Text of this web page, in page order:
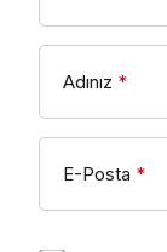
Adınız *
E-Posta *